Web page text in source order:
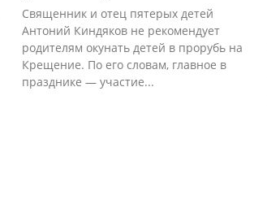
Священник и отец пятерых детей
Антоний Киндяков не рекомендует
родителям окунать детей в прорубь на
Крещение. По его словам, главное в
празднике — участие...